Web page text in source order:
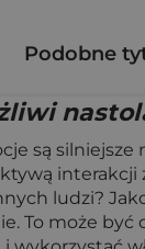
Podobne
są
ludzi?
To może być